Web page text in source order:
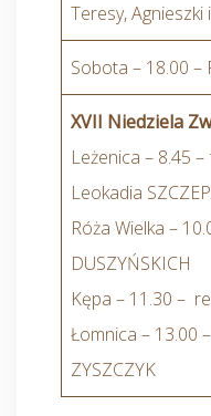
Teresy, Agnieszki
Sobota – 18.00 –
XVII Niedziela
Leżenica – 8.45
Leokadia
Róża Wielka –
DUSZYŃSKICH
Kępa – 11.30 –
Łomnica – 13.00
ZYSZCZYK